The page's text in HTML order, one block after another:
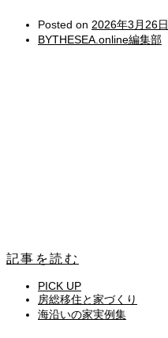
Posted on 2026年3月26日
BYTHESEA.online編集部
記事を読む
PICK UP
房総移住と家づくり
海沿いの家実例集